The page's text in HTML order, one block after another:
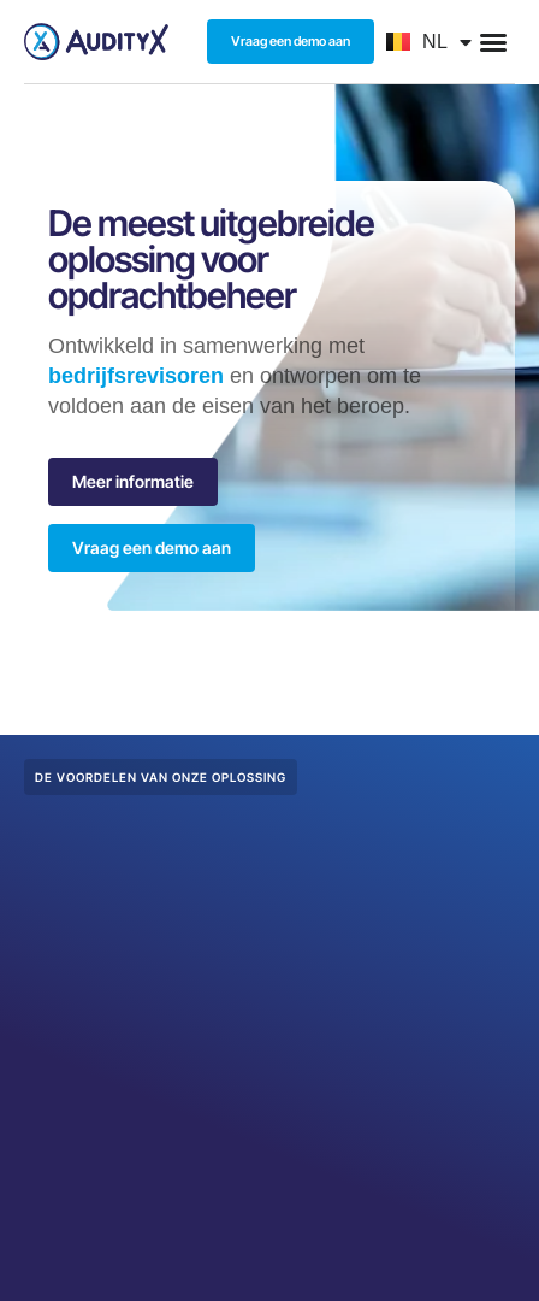
Vraag een demo aan NL
EN
De meest uitgebreide
oplossing voor
opdrachtbeheer
Ontwikkeld in samenwerking met
bedrijfsrevisoren en ontworpen om te
voldoen aan de eisen van het beroep.
Meer informatie
Vraag een demo aan
DE VOORDELEN VAN ONZE OPLOSSING